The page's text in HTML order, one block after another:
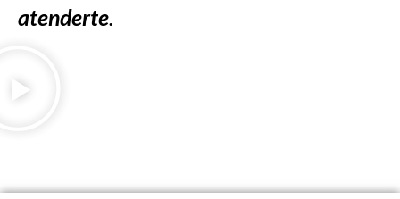
atenderte.